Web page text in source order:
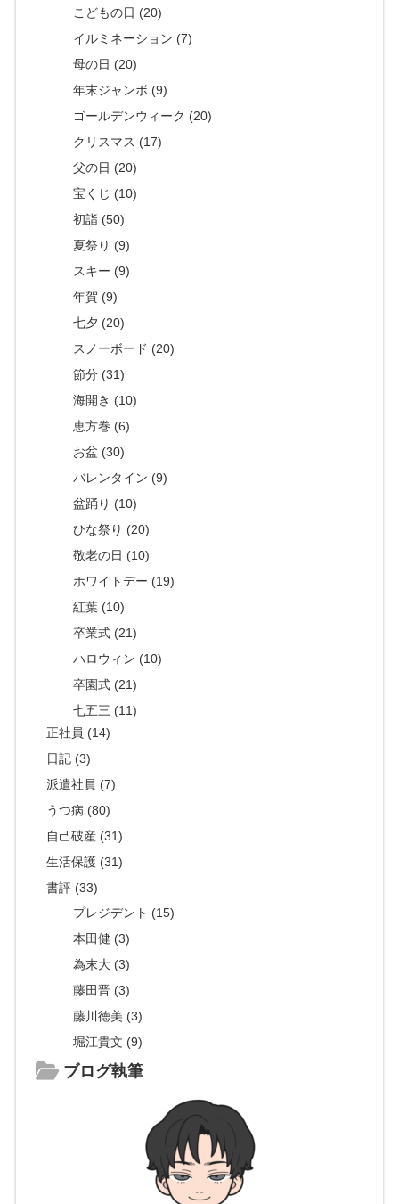
こどもの日 (20)
イルミネーション (7)
母の日 (20)
年末ジャンボ (9)
ゴールデンウィーク (20)
クリスマス (17)
父の日 (20)
宝くじ (10)
初詣 (50)
夏祭り (9)
スキー (9)
年賀 (9)
七夕 (20)
スノーボード (20)
節分 (31)
海開き (10)
恵方巻 (6)
お盆 (30)
バレンタイン (9)
盆踊り (10)
ひな祭り (20)
敬老の日 (10)
ホワイトデー (19)
紅葉 (10)
卒業式 (21)
ハロウィン (10)
卒園式 (21)
七五三 (11)
正社員 (14)
日記 (3)
派遣社員 (7)
うつ病 (80)
自己破産 (31)
生活保護 (31)
書評 (33)
プレジデント (15)
本田健 (3)
為末大 (3)
藤田晋 (3)
藤川徳美 (3)
堀江貴文 (9)
ブログ執筆